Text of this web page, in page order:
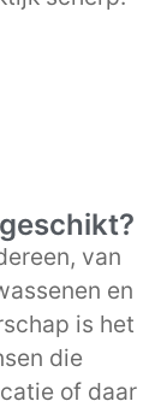
van
en
is het
die
of daar